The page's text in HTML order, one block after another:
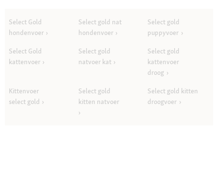
Select Gold
hondenvoer
Select gold nat
hondenvoer
Select gold
puppyvoer
Select Gold
kattenvoer
Select gold
natvoer kat
Select gold
kattenvoer
droog
Kittenvoer
select gold
Select gold
kitten natvoer
Select gold kitten
droogvoer